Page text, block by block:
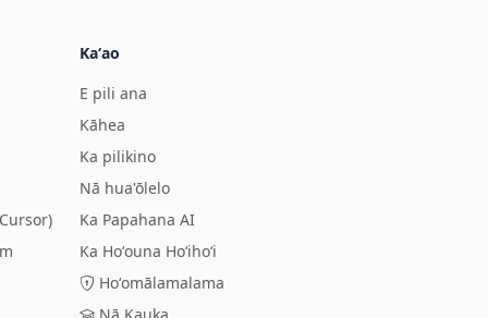
Kaʻao
E pili ana
Kāhea
Ka pilikino
Nā hua'ōlelo
Ka Papahana AI
Ka Hoʻouna Hoʻihoʻi
Hoʻomālamalama